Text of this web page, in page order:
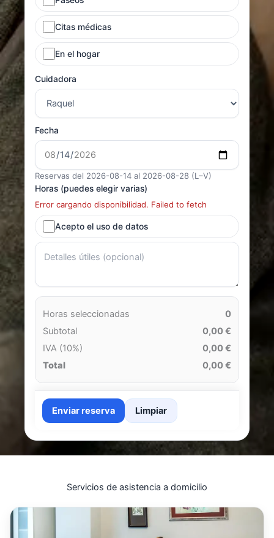
Citas médicas
En el hogar
Cuidadora
Fecha
Reservas del 2026-08-14 al 2026-08-28 (L–V)
Horas (puedes elegir varias)
Error cargando disponibilidad. Failed to fetch
Acepto el uso de datos
Horas seleccionadas
0
Subtotal
0,00 €
IVA (10%)
0,00 €
Total
0,00 €
Enviar reserva Limpiar
Servicios de asistencia a domicilio